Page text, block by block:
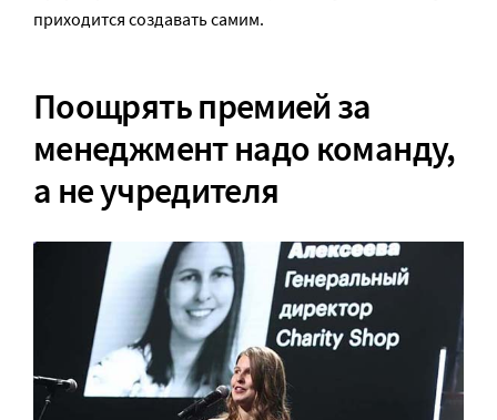
приходится создавать самим.
Поощрять премией за
менеджмент надо команду,
а не учредителя